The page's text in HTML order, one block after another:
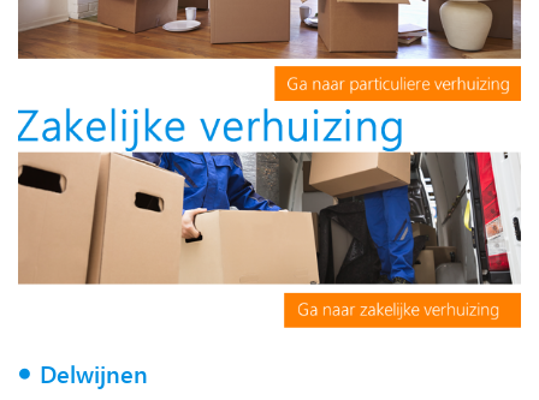
Delwijnen